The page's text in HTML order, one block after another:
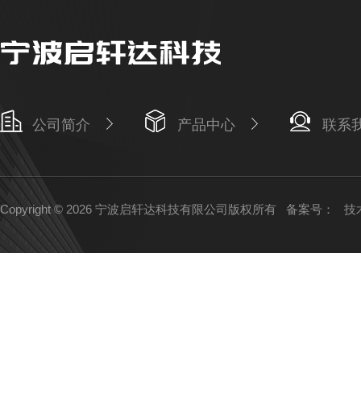
公司简介 产品中心 联系
Copyright © 2026 宁波启轩达科技有限公司版权所有 备案号： 技